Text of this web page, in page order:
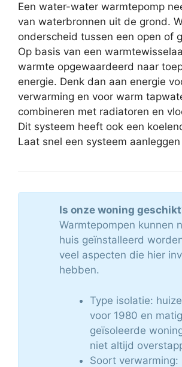
Een water-water warmtepomp
van waterbronnen uit de grond.
onderscheid tussen een open of
Op basis van een
warmte opgewaardeerd naar
energie. Denk dan aan energie
verwarming en voor warm
combineren met radiatoren en
Dit systeem heeft ook een
Laat snel een systeem
Is onze woning
Warmtepompen kunnen
huis geïnstalleerd
veel aspecten die hier
hebben.
Type isolatie:
voor 1980 en matig
geïsoleerde
niet altijd
Soort verwarming: